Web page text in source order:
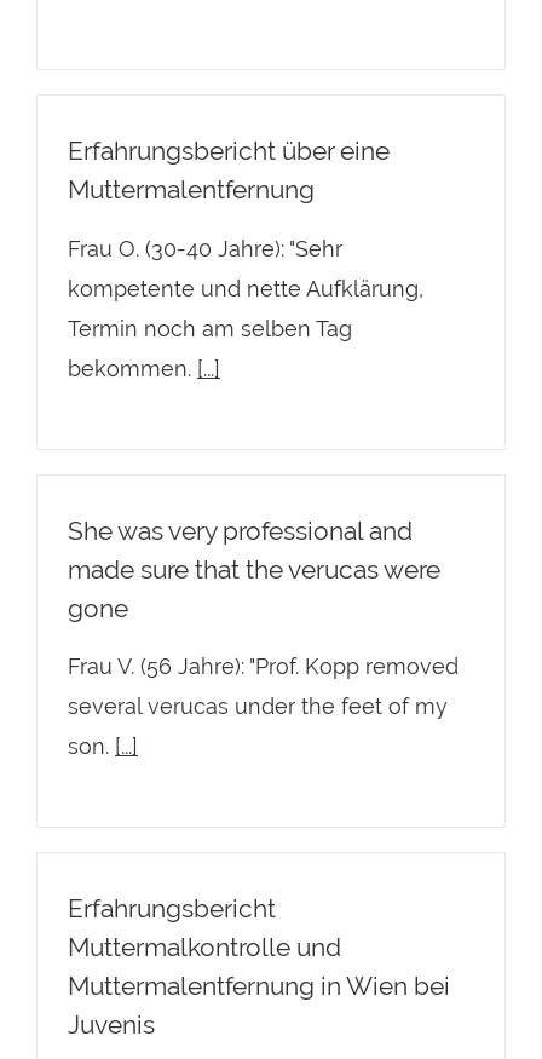
Erfahrungsbericht über eine
Muttermalentfernung
Frau O. (30-40 Jahre): "Sehr
kompetente und nette Aufklärung,
Termin noch am selben Tag
bekommen. [...]
She was very professional and
made sure that the verucas were
gone
Frau V. (56 Jahre): "Prof. Kopp removed
several verucas under the feet of my
son. [...]
Erfahrungsbericht
Muttermalkontrolle und
Muttermalentfernung in Wien bei
Juvenis